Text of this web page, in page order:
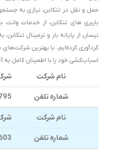
حمل و نقل در تنکابن، نیازی به
باربری های تنکابن، از خدمات وانت
نیسان از پایانه بار و ترمینال تنکابن،
گردآوری کرده‌ایم. با بهترین شرکت‌های
اسباب‌کشی خود را با اطمینان کامل به
نام شرکت
شماره تلفن
نام شرکت
شماره تلفن